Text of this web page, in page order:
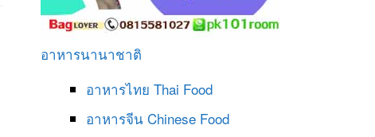
อาหารนานาชาติ
อาหารไทย Thai Food
อาหารจีน Chinese Food